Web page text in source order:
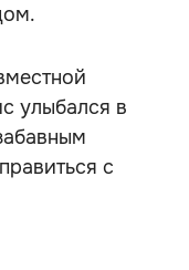
улыбался в
с